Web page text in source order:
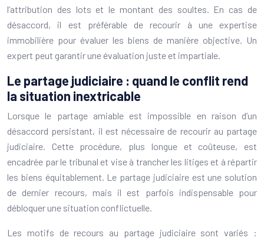
l’attribution des lots et le montant des soultes. En cas de
désaccord, il est préférable de recourir à une expertise
immobilière pour évaluer les biens de manière objective. Un
expert peut garantir une évaluation juste et impartiale.
Le partage judiciaire : quand le conflit rend
la situation inextricable
Lorsque le partage amiable est impossible en raison d’un
désaccord persistant, il est nécessaire de recourir au partage
judiciaire. Cette procédure, plus longue et coûteuse, est
encadrée par le tribunal et vise à trancher les litiges et à répartir
les biens équitablement. Le partage judiciaire est une solution
de dernier recours, mais il est parfois indispensable pour
débloquer une situation conflictuelle.
Les motifs de recours au partage judiciaire sont variés :